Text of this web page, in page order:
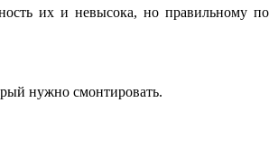
их и невысока, но правильному
нужно смонтировать.